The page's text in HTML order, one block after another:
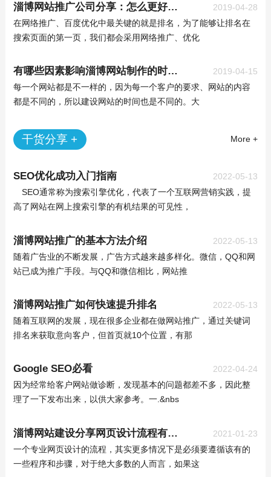
淄博网站推广公司分享：怎么更好的提升百度权重？
2019-04-28
在网络推广、百度优化中最关键的就是排名，为了能够让排名在
搜索页面的第一页，我们都会采用网络推广、优化
有哪些因素影响淄博网站制作的时间？
2019-04-15
每一个网站都是不一样的，因为每一个客户的要求、网站的内容
都是不同的，所以建设网站的时间也是不同的。大
干货分享 + More +
SEO优化成功入门指南
2022-05-13
SEO通常称为搜索引擎优化，代表了一个互联网营销实践，提
高了网站在网上搜索引擎的有机结果的可见性，
淄博网站推广的基本方法介绍
2022-05-13
随着广告业的不断发展，广告方式越来越多样化。微信，QQ和网
站已成为推广手段。与QQ和微信相比，网站推
淄博网站推广如何快速提升排名
2022-05-13
随着互联网的发展，现在很多企业都在做网站推广，通过关键词
排名来获取意向客户，但首页就10个位置，有那
Google SEO必看
2022-04-24
因为经常给客户网站做诊断，发现基本的问题都差不多，因此整
理了一下发布出来，以供大家参考。一.&nbs
淄博网站建设​分享网页设计流程有哪些
2021-01-23
一个专业网页设计的流程，其实更多情况下是必须要遵循该有的
一些程序和步骤，对于绝大多数的人而言，如果这